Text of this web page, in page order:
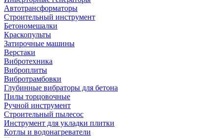
Автотрансформаторы
Строительный инструмент
Бетономешалки
Краскопульты
Затирочные машины
Верстаки
Вибротехника
Виброплиты
Вибротрамбовки
Глубинные вибраторы для бетона
Пилы торцовочные
Ручной инструмент
Строительный пылесос
Инструмент для укладки плитки
Котлы и водонагреватели